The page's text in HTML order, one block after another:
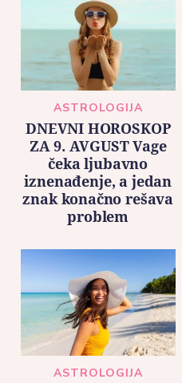
ASTROLOGIJA
DNEVNI HOROSKOP
ZA 9. AVGUST Vage
čeka ljubavno
iznenađenje, a jedan
znak konačno rešava
problem
ASTROLOGIJA